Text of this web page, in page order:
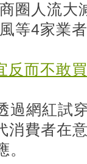
圈人流大
等4家業
反而不敢
過網紅試
消費者在